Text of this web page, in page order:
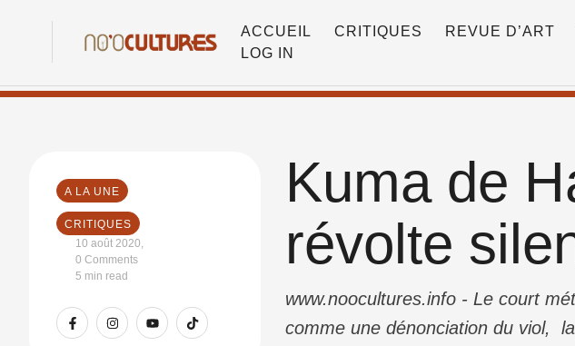
ACCUEIL CRITIQUES REVUE D’ART
LOG IN
A LA UNE
CRITIQUES
10 août 2020,
0 Comments
5 min read
Kuma de
révolte
www.noocultures.info - Le court
comme une dénonciation du viol,